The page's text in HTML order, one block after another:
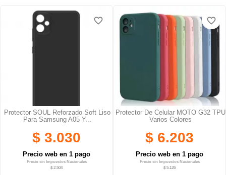
Protector SOUL Reforzado Soft Liso
Para Samsung A05 Y...
$ 3.030
Precio web en 1 pago
Precio sin Impuestos Nacionales
$ 2.504
favorite_border
favorite_border
favorite_border
Protector De Celular MOTO G32 TPU
Varios Colores
$ 6.203
Precio web en 1 pago
Precio sin Impuestos Nacionales
$ 5.126
favorite_border
favorite_border
favorite_border